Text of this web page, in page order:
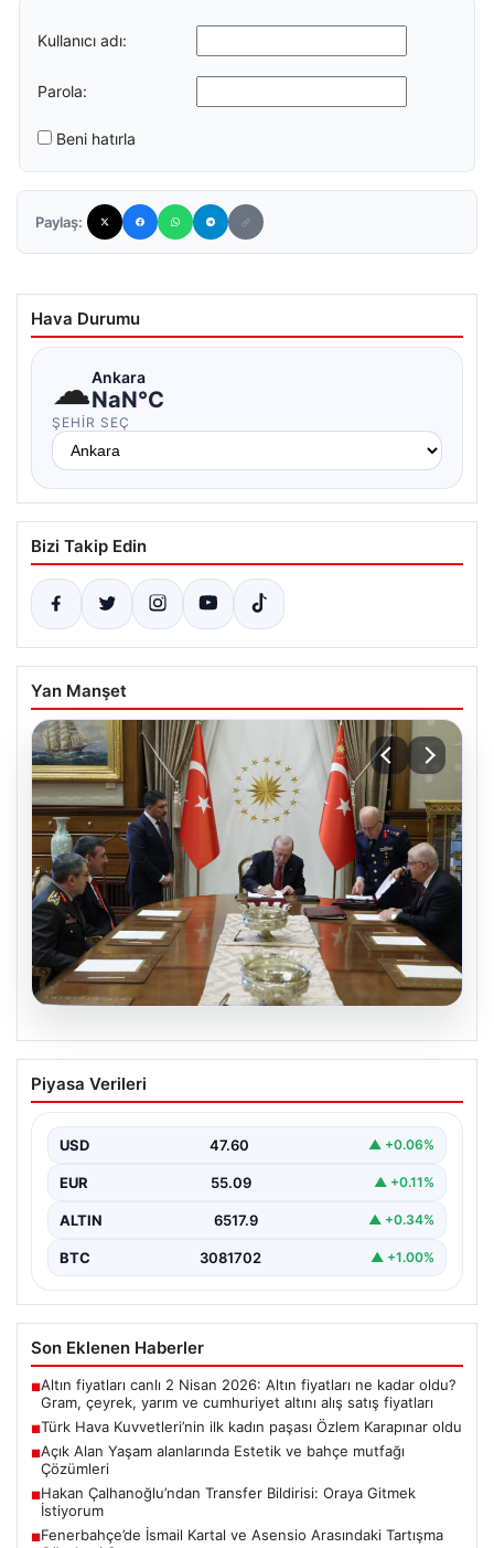
Kullanıcı adı:
Parola:
Beni hatırla
Paylaş:
Hava Durumu
☁Ankara
NaN°C
ŞEHIR SEÇ
Bizi Takip Edin
Yan Manşet
Türk Hava Kuvvetleri’nin ilk kadın
paşası Özlem Karapınar oldu
Özlem Karapınar İlk Kadın Paşa Oldu",…
Piyasa Verileri
USD 47.60 ▲ +0.06%
EUR 55.09 ▲ +0.11%
ALTIN 6517.9 ▲ +0.34%
BTC 3081702 ▲ +1.00%
Son Eklenen Haberler
■Altın fiyatları canlı 2 Nisan 2026: Altın fiyatları ne kadar oldu?
Gram, çeyrek, yarım ve cumhuriyet altını alış satış fiyatları
■Türk Hava Kuvvetleri’nin ilk kadın paşası Özlem Karapınar oldu
■Açık Alan Yaşam alanlarında Estetik ve bahçe mutfağı
Çözümleri
■Hakan Çalhanoğlu’ndan Transfer Bildirisi: Oraya Gitmek
İstiyorum
■Fenerbahçe’de İsmail Kartal ve Asensio Arasındaki Tartışma